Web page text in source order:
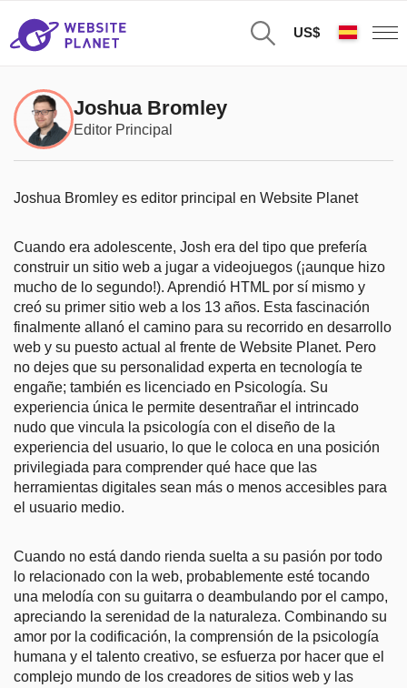
US$
Joshua Bromley
Editor Principal
Joshua Bromley es editor principal en Website Planet
Cuando era adolescente, Josh era del tipo que prefería
construir un sitio web a jugar a videojuegos (¡aunque hizo
mucho de lo segundo!). Aprendió HTML por sí mismo y
creó su primer sitio web a los 13 años. Esta fascinación
finalmente allanó el camino para su recorrido en desarrollo
web y su puesto actual al frente de Website Planet. Pero
no dejes que su personalidad experta en tecnología te
engañe; también es licenciado en Psicología. Su
experiencia única le permite desentrañar el intrincado
nudo que vincula la psicología con el diseño de la
experiencia del usuario, lo que le coloca en una posición
privilegiada para comprender qué hace que las
herramientas digitales sean más o menos accesibles para
el usuario medio.
Cuando no está dando rienda suelta a su pasión por todo
lo relacionado con la web, probablemente esté tocando
una melodía con su guitarra o deambulando por el campo,
apreciando la serenidad de la naturaleza. Combinando su
amor por la codificación, la comprensión de la psicología
humana y el talento creativo, se esfuerza por hacer que el
complejo mundo de los creadores de sitios web y las